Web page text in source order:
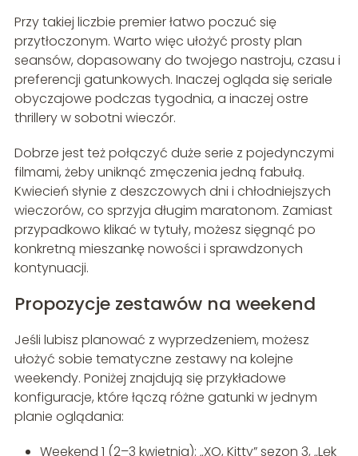
Przy takiej liczbie premier łatwo poczuć się
przytłoczonym. Warto więc ułożyć prosty plan
seansów, dopasowany do twojego nastroju, czasu i
preferencji gatunkowych. Inaczej ogląda się seriale
obyczajowe podczas tygodnia, a inaczej ostre
thrillery w sobotni wieczór.
Dobrze jest też połączyć duże serie z pojedynczymi
filmami, żeby uniknąć zmęczenia jedną fabułą.
Kwiecień słynie z deszczowych dni i chłodniejszych
wieczorów, co sprzyja długim maratonom. Zamiast
przypadkowo klikać w tytuły, możesz sięgnąć po
konkretną mieszankę nowości i sprawdzonych
kontynuacji.
Propozycje zestawów na weekend
Jeśli lubisz planować z wyprzedzeniem, możesz
ułożyć sobie tematyczne zestawy na kolejne
weekendy. Poniżej znajdują się przykładowe
konfiguracje, które łączą różne gatunki w jednym
planie oglądania:
Weekend 1 (2–3 kwietnia): „XO, Kitty” sezon 3, „Lęk